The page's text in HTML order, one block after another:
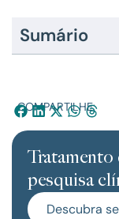
Sumário
COMPARTILHE:
Tratamento
pesquisa
Descubra